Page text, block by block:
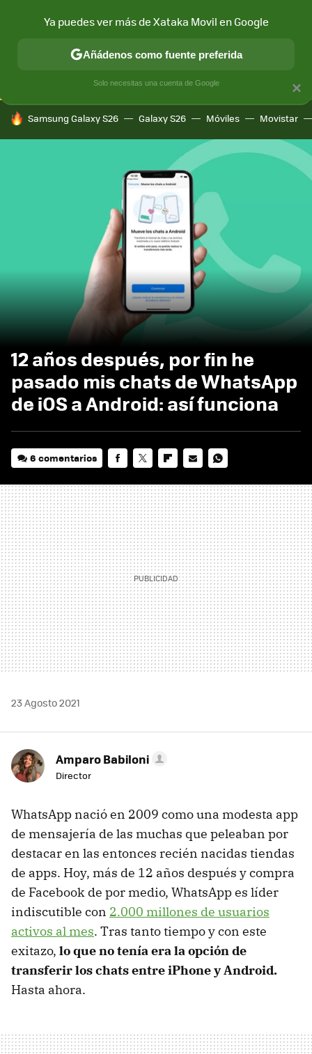
CONECTIVIDAD MÓVIL Y SOCIEDAD APLICACIONES
HOY SE HABLA DE
Samsung Galaxy S26 Galaxy S26 Móviles Movistar
12 años después, por fin he
pasado mis chats de WhatsApp
de iOS a Android: así funciona
6 comentarios
MAIL
23 Agosto 2021
Amparo Babiloni
Director
WhatsApp nació en 2009 como una modesta app
de mensajería de las muchas que peleaban por
destacar en las entonces recién nacidas tiendas
de apps. Hoy, más de 12 años después y compra
de Facebook de por medio, WhatsApp es líder
indiscutible con 2.000 millones de usuarios
activos al mes. Tras tanto tiempo y con este
exitazo, lo que no tenía era la opción de
transferir los chats entre iPhone y Android.
Hasta ahora.
×
Ya puedes ver más de Xataka Movil en Google
Añádenos como fuente preferida
Solo necesitas una cuenta de Google